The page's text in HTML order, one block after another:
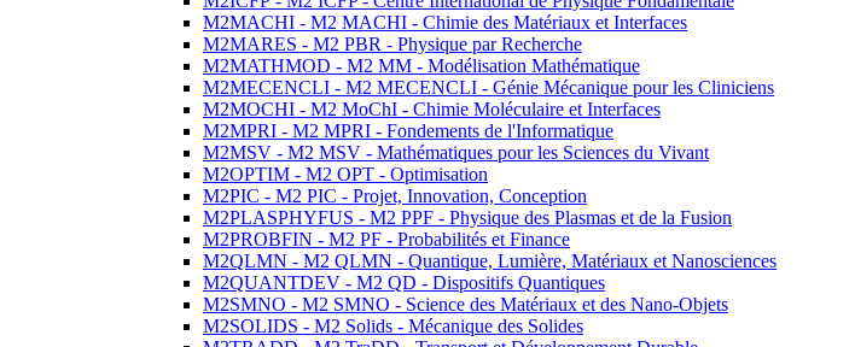
M2MACHI - M2 MACHI - Chimie des Matériaux et Interfaces
M2MARES - M2 PBR - Physique par Recherche
M2MATHMOD - M2 MM - Modélisation Mathématique
M2MECENCLI - M2 MECENCLI - Génie Mécanique pour les Cliniciens
M2MOCHI - M2 MoChI - Chimie Moléculaire et Interfaces
M2MPRI - M2 MPRI - Fondements de l'Informatique
M2MSV - M2 MSV - Mathématiques pour les Sciences du Vivant
M2OPTIM - M2 OPT - Optimisation
M2PIC - M2 PIC - Projet, Innovation, Conception
M2PLASPHYFUS - M2 PPF - Physique des Plasmas et de la Fusion
M2PROBFIN - M2 PF - Probabilités et Finance
M2QLMN - M2 QLMN - Quantique, Lumière, Matériaux et Nanosciences
M2QUANTDEV - M2 QD - Dispositifs Quantiques
M2SMNO - M2 SMNO - Science des Matériaux et des Nano-Objets
M2SOLIDS - M2 Solids - Mécanique des Solides